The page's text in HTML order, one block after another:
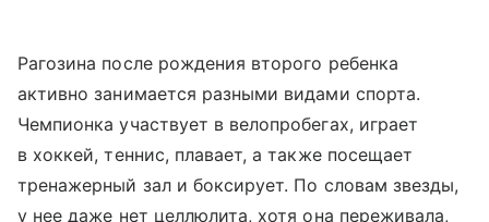
Рагозина после рождения второго ребенка
активно занимается разными видами спорта.
Чемпионка участвует в велопробегах, играет
в хоккей, теннис, плавает, а также посещает
тренажерный зал и боксирует. По словам звезды,
у нее даже нет целлюлита, хотя она переживала,